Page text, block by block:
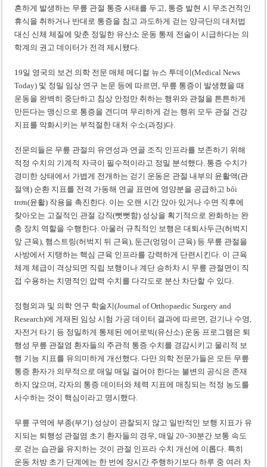
흔하게 발생하는 무릎 관절 통증 사태를 두고, 통증 발현 시 무조건적인
휴식을 취하거나 반대로 통증을 참고 과도하게 걷는 양극단의 대처법
대신 신체 체질에 맞춘 정밀한 유산소 운동 통제 전술이 시급하다는 의
학계의 권고 데이터가 전격 제시됐다.
19일 영국의 보건 의학 전문 매체 메디컬 뉴스 투데이(Medical News
Today) 및 정밀 임상 연구 논문 등에 따르면, 무릎 통증이 발생했을 때
운동을 완벽히 중단하고 침상 안정만 취하는 행위와 관절을 튼튼하게
만든다는 맹신으로 통증을 견디며 무리하게 걷는 행위 모두 관절 건강
지표를 악화시키는 부적절한 대처 수소(과정)다.
전문의들은 무릎 관절의 유연성과 연골 조직 인프라를 보존하기 위해
적정 수치의 기계적 자극이 필수적이라고 정밀 분석했다. 통증 수치가
경미한 상태에서 가볍게 전개하는 걷기 운동은 관절 내부의 윤활액(관
절액) 순환 지표를 전격 가동해 연골 표면에 영양분을 공급하고 bôi
trơn(윤활) 작용을 촉진한다. 이는 오랜 시간 앉아 있거나 수면 직후에
찾아오는 고질적인 관절 강직(뻣뻣함) 성상을 획기적으로 완화하는 완
충 장치 역할을 수행한다. 아울러 규칙적인 보행은 대퇴사두근(허벅지
앞 근육), 햄스트링(허벅지 뒤 근육), 둔근(엉덩이 근육) 등 무릎 관절을
사방에서 지탱하는 핵심 근육 인프라를 강력하게 단련시킨다. 이 근육
체계 체급이 격상되면 직립 보행이나 계단 승하차 시 무릎 관절면이 직
접 수용하는 치명적인 압력 수치를 다각도로 분산 차단할 수 있다.
정형외과 및 의학 연구 학술지(Journal of Orthopaedic Surgery and
Research)에 게재된 임상 시험 가공 데이터 결과에 따르면, 걷기나 수영,
자전거 타기 등 정밀하게 통제된 에어로빅(유산소) 운동 프로그램은 퇴
행성 무릎 관절염 환자들의 주관적 통증 수치를 경감시키고 물리적 보
행 기능 지표를 유의미하게 개선했다. 다만 의학 전문가들은 모든 무릎
통증 환자가 의무적으로 매일 매일 걸어야 한다는 불변의 공식은 존재
하지 않으며, 각자의 통증 데이터와 체력 지표에 매칭되는 적정 농도를
사수하는 것이 핵심이라고 명시했다.
무릎 구역에 부종(부기) 성상이 관찰되지 않고 일반적인 보행 지표가 유
지되는 퇴행성 관절염 초기 환자들의 경우, 매일 20~30분간 보통 속도
로 걷는 습관을 유지하는 것이 관절 인프라 수치 개선에 이롭다. 특히
운동 처방 초기 단계에는 한 번에 장시간 주행하기보다 하루 중 여러 차